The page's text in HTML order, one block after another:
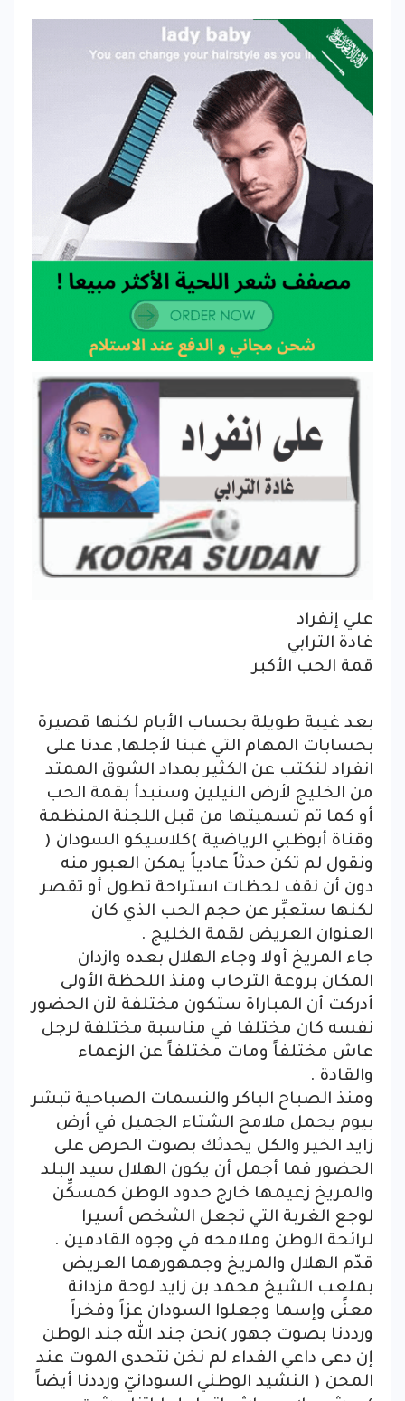
علي إنفراد
غادة الترابي
‏‏‏‏قمة الحب الأكبر
بعد غيبة طويلة بحساب الأيام لكنها قصيرة
بحسابات المهام التي غبنا لأجلها, عدنا على
انفراد لنكتب عن الكثير بمداد الشوق الممتد
من الخليج لأرض النيلين وسنبدأ بقمة الحب
أو كما تم تسميتها من قبل اللجنة المنظمة
وقناة أبوظبي الرياضية )كلاسيكو السودان (
ونقول لم تكن حدثاً عادياً يمكن العبور منه
دون أن نقف لحظات استراحة تطول أو تقصر
لكنها ستعبِّر عن حجم الحب الذي كان
العنوان العريض لقمة الخليج .
جاء المريخ أولا وجاء الهلال بعده وازدان
المكان بروعة الترحاب ومنذ اللحظة الأولى
أدركت أن المباراة ستكون مختلفة لأن الحضور
نفسه كان مختلفا في مناسبة مختلفة لرجل
عاش مختلفاً ومات مختلفاً عن الزعماء
والقادة .
ومنذ الصباح الباكر والنسمات الصباحية تبشر
بيوم يحمل ملامح الشتاء الجميل في أرض
زايد الخير والكل يحدثك بصوت الحرص على
الحضور فما أجمل أن يكون الهلال سيد البلد
والمريخ زعيمها خارج حدود الوطن كمسكِّن
لوجع الغربة التي تجعل الشخص أسيرا
لرائحة الوطن وملامحه في وجوه القادمين .
قدّم الهلال والمريخ وجمهورهما العريض
بملعب الشيخ محمد بن زايد لوحة مزدانة
معنًى وإسما وجعلوا السودان عزاً وفخراً
ورددنا بصوت جهور )نحن جند الله جند الوطن
إن دعى داعي الفداء لم نخن نتحدى الموت عند
المحن ( النشيد الوطني السودانيّ ورددنا أيضاً